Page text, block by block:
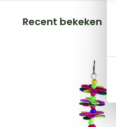
Recent bekeken